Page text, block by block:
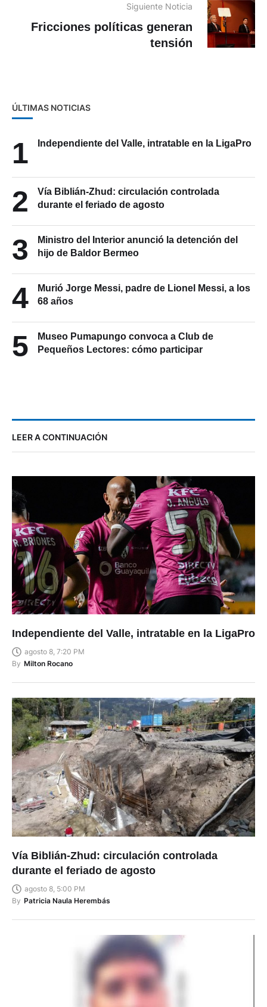
Siguiente Noticia
Fricciones políticas generan
tensión
ÚLTIMAS NOTICIAS
1 Independiente del Valle, intratable en la LigaPro
2
Vía Biblián-Zhud: circulación controlada
durante el feriado de agosto
3
Ministro del Interior anunció la detención del
hijo de Baldor Bermeo
4
Murió Jorge Messi, padre de Lionel Messi, a los
68 años
5
Museo Pumapungo convoca a Club de
Pequeños Lectores: cómo participar
LEER A CONTINUACIÓN
Independiente del Valle, intratable en la LigaPro
agosto 8, 7:20 PM
By Milton Rocano
Vía Biblián-Zhud: circulación controlada
durante el feriado de agosto
agosto 8, 5:00 PM
By Patricia Naula Herembás